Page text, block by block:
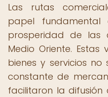
Las rutas
papel
prosperidad de las
Medio Oriente.
bienes y servicios
constante de
facilitaron la difusión